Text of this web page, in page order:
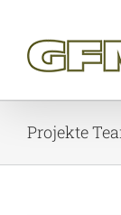
content
Projekte